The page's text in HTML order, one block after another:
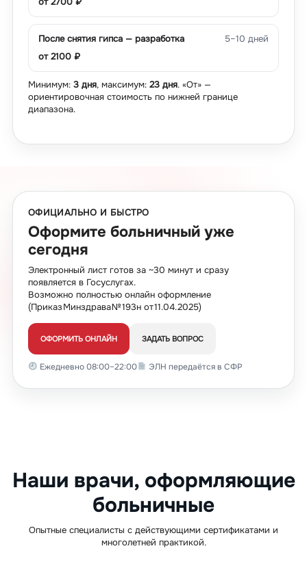
После снятия гипса — разработка
5–10 дней
от2100 ₽
Минимум: 3 дня, максимум: 23 дня. «От» —
ориентировочная стоимость по нижней границе
диапазона.
ОФИЦИАЛЬНО И БЫСТРО
Оформите больничный уже
сегодня
Электронный лист готов за ~30 минут и сразу
появляется в Госуслугах.
Возможно полностью онлайн оформление
(Приказ Минздрава № 193н от 11.04.2025)
ОФОРМИТЬ ОНЛАЙН ЗАДАТЬ ВОПРОС
Ежедневно 08:00–22:00 ЭЛН передаётся в СФР
Наши врачи, оформляющие
больничные
Опытные специалисты с действующими сертификатами и
многолетней практикой.